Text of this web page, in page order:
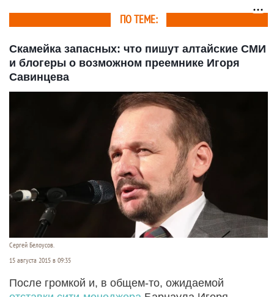
ПО ТЕМЕ:
Скамейка запасных: что пишут алтайские СМИ
и блогеры о возможном преемнике Игоря
Савинцева
Сергей Белоусов.
15 августа 2015 в 09:35
После громкой и, в общем-то, ожидаемой